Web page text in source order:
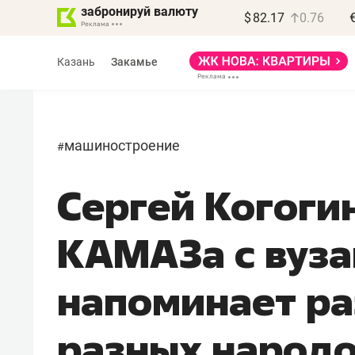
забронируй валюту $ 82.17 0.76
Казань Закамье
#машиностроение
Сергей
КАМАЗа с
напоминает